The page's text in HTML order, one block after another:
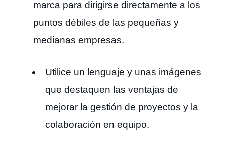
marca para dirigirse directamente a los
puntos débiles de las pequeñas y
medianas empresas.
Utilice un lenguaje y unas imágenes
que destaquen las ventajas de
mejorar la gestión de proyectos y la
colaboración en equipo.